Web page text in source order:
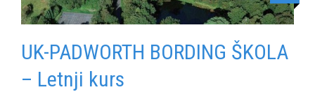
UK-PADWORTH BORDING ŠKOLA
– Letnji kurs